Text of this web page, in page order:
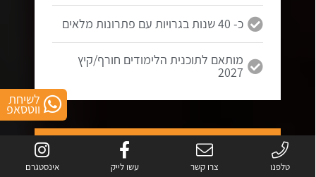
כ- 40 שנות בגרויות עם פתרונות מלאים
מותאם לתוכנית הלימודים חורף/קיץ
2027
בגרות במתמטיקה
לשיחת
ווטסאפ
טלפנו צרו קשר עשו לייק אינסטגרם